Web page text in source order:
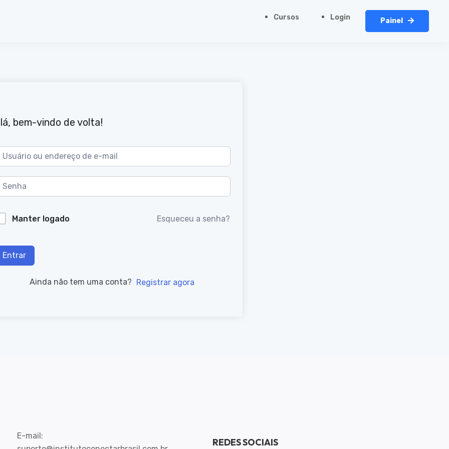
Cursos Login Painel
bem-vindo de volta!
Manter logado Esqueceu a senha?
Entrar
Ainda não tem uma conta? Registrar agora
E-mail:
REDES SOCIAIS